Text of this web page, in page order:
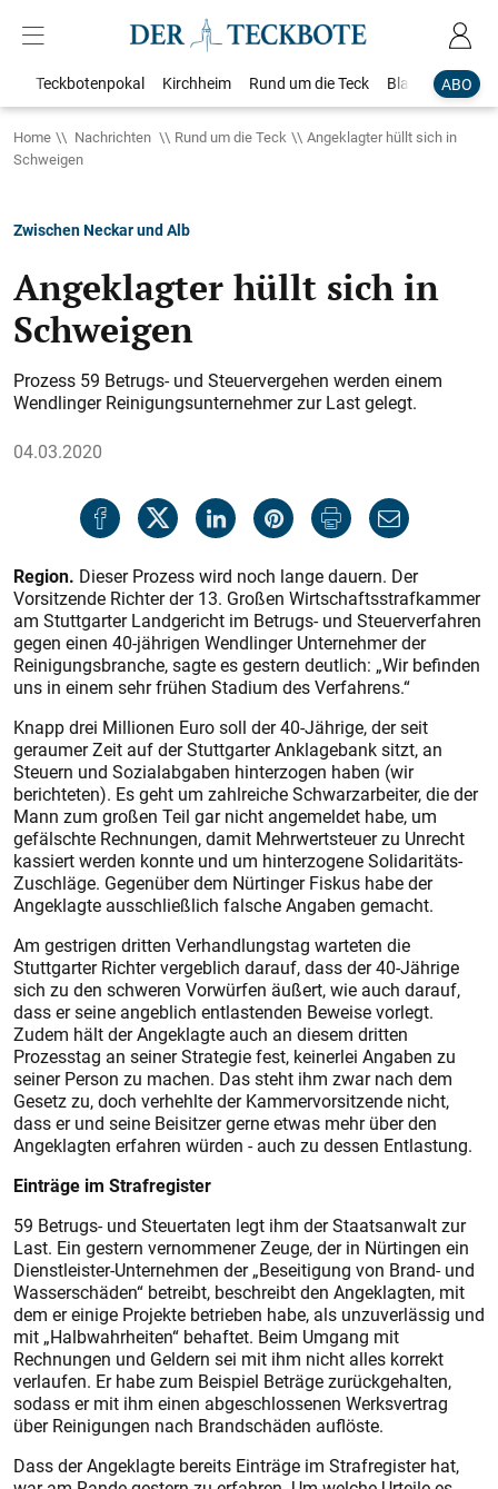
ABO
Teckbotenpokal Kirchheim Rund um die Teck Blaulicht
Home Nachrichten Rund um die Teck
Angeklagter hüllt sich in
Schweigen
Zwischen Neckar und Alb
Angeklagter hüllt sich in
Schweigen
Prozess 59 Betrugs- und Steuervergehen werden einem
Wendlinger Reinigungsunternehmer zur Last gelegt.
04.03.2020
Region. Dieser Prozess wird noch lange dauern. Der
Vorsitzende Richter der 13. Großen Wirtschaftsstrafkammer
am Stuttgarter Landgericht im Betrugs- und Steuerverfahren
gegen einen 40-jährigen Wendlinger Unternehmer der
Reinigungsbranche, sagte es gestern deutlich: „Wir befinden
uns in einem sehr frühen Stadium des Verfahrens.“
Knapp drei Millionen Euro soll der 40-Jährige, der seit
geraumer Zeit auf der Stuttgarter Anklagebank sitzt, an
Steuern und Sozialabgaben hinterzogen haben (wir
berichteten). Es geht um zahlreiche Schwarzarbeiter, die der
Mann zum großen Teil gar nicht angemeldet habe, um
gefälschte Rechnungen, damit Mehrwertsteuer zu Unrecht
kassiert werden konnte und um hinterzogene Solidaritäts-
Zuschläge. Gegenüber dem Nürtinger Fiskus habe der
Angeklagte ausschließlich falsche Angaben gemacht.
Am gestrigen dritten Verhandlungstag warteten die
Stuttgarter Richter vergeblich darauf, dass der 40-Jährige
sich zu den schweren Vorwürfen äußert, wie auch darauf,
dass er seine angeblich entlastenden Beweise vorlegt.
Zudem hält der Angeklagte auch an diesem dritten
Prozesstag an seiner Strategie fest, keinerlei Angaben zu
seiner Person zu machen. Das steht ihm zwar nach dem
Gesetz zu, doch verhehlte der Kammervorsitzende nicht,
dass er und seine Beisitzer gerne etwas mehr über den
Angeklagten erfahren würden - auch zu dessen Entlastung.
Einträge im Strafregister
59 Betrugs- und Steuertaten legt ihm der Staatsanwalt zur
Last. Ein gestern vernommener Zeuge, der in Nürtingen ein
Dienstleister-Unternehmen der „Beseitigung von Brand- und
Wasserschäden“ betreibt, beschreibt den Angeklagten, mit
dem er einige Projekte betrieben habe, als unzuverlässig und
mit „Halbwahrheiten“ behaftet. Beim Umgang mit
Rechnungen und Geldern sei mit ihm nicht alles korrekt
verlaufen. Er habe zum Beispiel Beträge zurückgehalten,
sodass er mit ihm einen abgeschlossenen Werksvertrag
über Reinigungen nach Brandschäden auflöste.
Dass der Angeklagte bereits Einträge im Strafregister hat,